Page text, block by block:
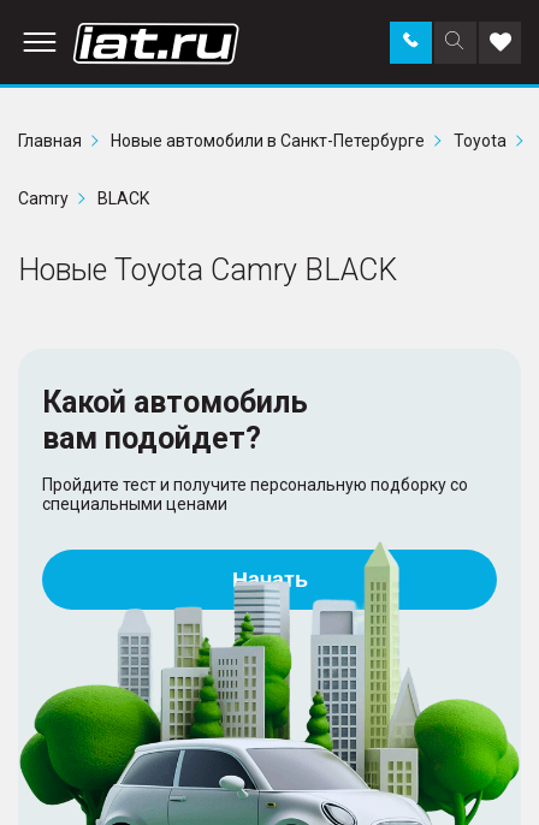
Поиск
по
Заказать
звонок в
Главная
Новые автомобили в Санкт-Петербурге Toyota
Camry BLACK
Новые Toyota Camry BLACK
Какой автомобиль
вам подойдет?
Пройдите тест и получите персональную подборку со
специальными ценами
Начать